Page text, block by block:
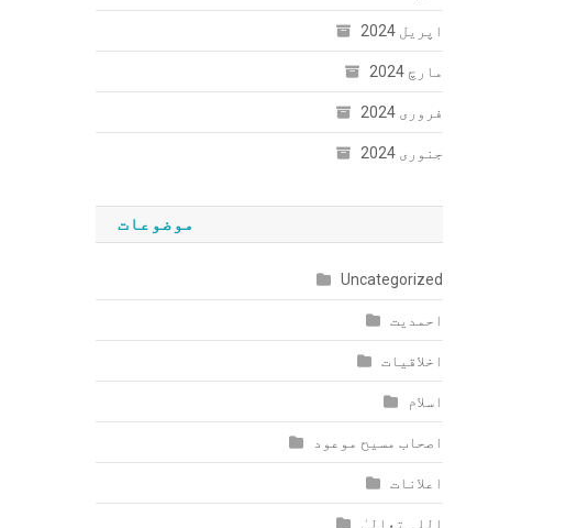
اپریل 2024
مارچ 2024
فروری 2024
جنوری 2024
موضوعات
Uncategorized
احمدیت
اخلاقیات
اسلام
اصحاب مسیح موعود
اعلانات
اللہ تعالیٰ